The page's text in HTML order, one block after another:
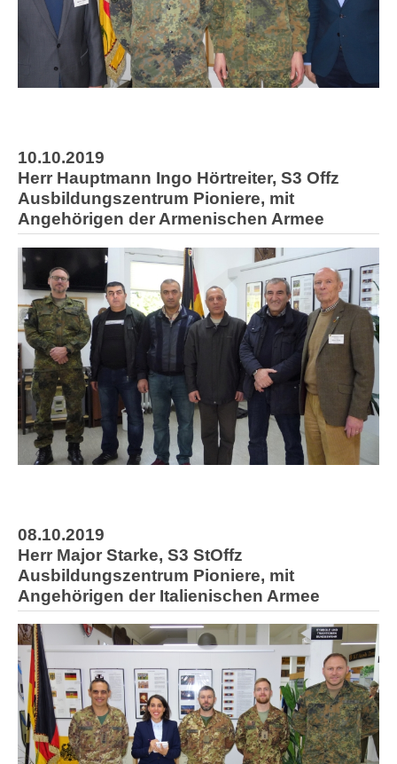
10.10.2019
Herr Hauptmann Ingo Hörtreiter, S3 Offz
Ausbildungszentrum Pioniere, mit
Angehörigen der Armenischen Armee
08.10.2019
Herr Major Starke, S3 StOffz
Ausbildungszentrum Pioniere, mit
Angehörigen der Italienischen Armee